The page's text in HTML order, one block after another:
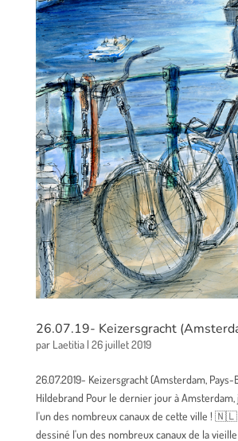
26.07.19- Keizersgracht
par Laetitia| 26 juillet 2019
26.07.2019- Keizersgracht (Amsterdam,
Hildebrand Pour le dernier jour à
l'un des nombreux canaux de cette ville ! 🇳🇱
dessiné l'un des nombreux canaux de la vieille